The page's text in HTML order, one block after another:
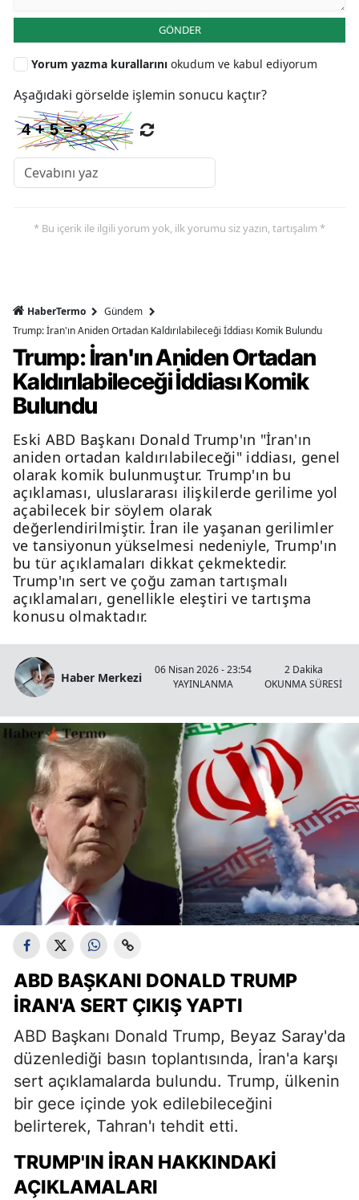
GÖNDER
Yorum yazma kurallarını okudum ve kabul ediyorum
Aşağıdaki görselde işlemin sonucu kaçtır?
* Bu içerik ile ilgili yorum yok, ilk yorumu siz yazın, tartışalım *
HaberTermo
Gündem
Trump: İran'ın Aniden Ortadan Kaldırılabileceği İddiası Komik Bulundu
Trump: İran'ın Aniden Ortadan
Kaldırılabileceği İddiası Komik
Bulundu
Eski ABD Başkanı Donald Trump'ın "İran'ın
aniden ortadan kaldırılabileceği" iddiası, genel
olarak komik bulunmuştur. Trump'ın bu
açıklaması, uluslararası ilişkilerde gerilime yol
açabilecek bir söylem olarak
değerlendirilmiştir. İran ile yaşanan gerilimler
ve tansiyonun yükselmesi nedeniyle, Trump'ın
bu tür açıklamaları dikkat çekmektedir.
Trump'ın sert ve çoğu zaman tartışmalı
açıklamaları, genellikle eleştiri ve tartışma
konusu olmaktadır.
Haber Merkezi
06 Nisan 2026 - 23:54
YAYINLANMA
2 Dakika
OKUNMA SÜRESİ
ABD BAŞKANI DONALD TRUMP
İRAN'A SERT ÇIKIŞ YAPTI
ABD Başkanı Donald Trump, Beyaz Saray'da
düzenlediği basın toplantısında, İran'a karşı
sert açıklamalarda bulundu. Trump, ülkenin
bir gece içinde yok edilebileceğini
belirterek, Tahran'ı tehdit etti.
TRUMP'IN İRAN HAKKINDAKI
AÇIKLAMALARI